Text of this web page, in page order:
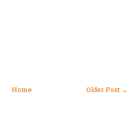
Older Post →
Home